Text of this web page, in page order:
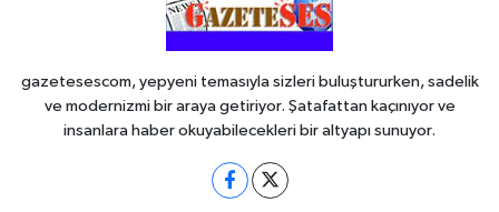
gazetesescom, yepyeni temasıyla sizleri buluştururken, sadelik
ve modernizmi bir araya getiriyor. Şatafattan kaçınıyor ve
insanlara haber okuyabilecekleri bir altyapı sunuyor.